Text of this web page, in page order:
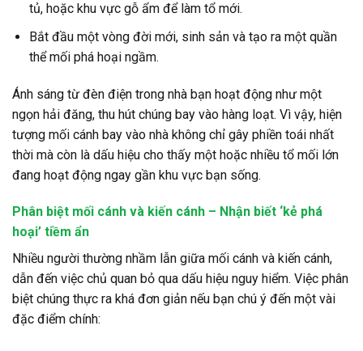
tủ, hoặc khu vực gỗ ẩm để làm tổ mới.
Bắt đầu một vòng đời mới, sinh sản và tạo ra một quần
thể mối phá hoại ngầm.
Ánh sáng từ đèn điện trong nhà bạn hoạt động như một
ngọn hải đăng, thu hút chúng bay vào hàng loạt. Vì vậy, hiện
tượng mối cánh bay vào nhà không chỉ gây phiền toái nhất
thời mà còn là dấu hiệu cho thấy một hoặc nhiều tổ mối lớn
đang hoạt động ngay gần khu vực bạn sống.
Phân biệt mối cánh và kiến cánh – Nhận biết ‘kẻ phá
hoại’ tiềm ẩn
Nhiều người thường nhầm lẫn giữa mối cánh và kiến cánh,
dẫn đến việc chủ quan bỏ qua dấu hiệu nguy hiểm. Việc phân
biệt chúng thực ra khá đơn giản nếu bạn chú ý đến một vài
đặc điểm chính: